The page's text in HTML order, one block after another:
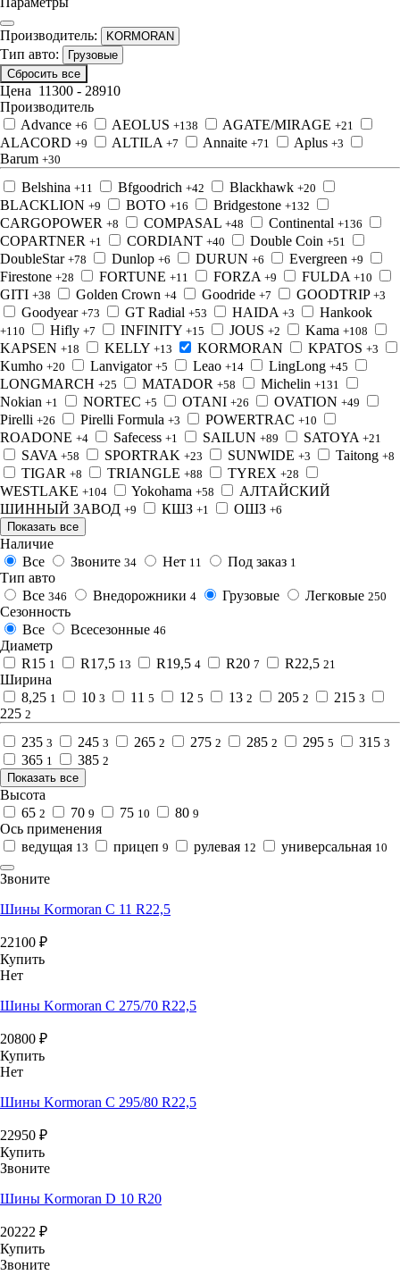
Производитель: KORMORAN
Тип авто:
Грузовые
Сбросить все
Цена 11300 - 28910
Производитель
Advance +6 AEOLUS +138 AGATE/MIRAGE +21
ALACORD +9 ALTILA +7 Annaite +71 Aplus +3
Barum +30
Belshina +11 Bfgoodrich +42 Blackhawk +20
BLACKLION +9 BOTO +16 Bridgestone +132
CARGOPOWER +8 COMPASAL +48 Continental +136
COPARTNER +1 CORDIANT +40 Double Coin +51
DoubleStar +78 Dunlop +6 DURUN +6 Evergreen +9
Firestone +28 FORTUNE +11 FORZA +9 FULDA +10
GITI +38 Golden Crown +4 Goodride +7 GOODTRIP +3
Goodyear +73 GT Radial +53 HAIDA +3 Hankook
+110 Hifly +7 INFINITY +15 JOUS +2 Kama +108
KAPSEN +18 KELLY +13 KORMORAN KPATOS +3
Kumho +20 Lanvigator +5 Leao +14 LingLong +45
LONGMARCH +25 MATADOR +58 Michelin +131
Nokian +1 NORTEC +5 OTANI +26 OVATION +49
Pirelli +26 Pirelli Formula +3 POWERTRAC +10
ROADONE +4 Safecess +1 SAILUN +89 SATOYA +21
SAVA +58 SPORTRAK +23 SUNWIDE +3 Taitong +8
TIGAR +8 TRIANGLE +88 TYREX +28
WESTLAKE +104 Yokohama +58
АЛТАЙСКИЙ
ШИННЫЙ ЗАВОД +9 КШЗ +1 ОШЗ +6
Показать все
Наличие
Все
Звоните 34 Нет 11 Под заказ 1
Тип авто
Все 346 Внедорожники 4 Грузовые Легковые 250
Сезонность
Все
Всесезонные 46
Диаметр
R15 1 R17,5 13 R19,5 4 R20 7 R22,5 21
Ширина
8,25 1 10 3 11 5 12 5 13 2 205 2 215 3
225 2
235 3 245 3 265 2 275 2 285 2 295 5 315 3
365 1 385 2
Показать все
Высота
65 2 70 9 75 10 80 9
Ось применения
ведущая 13 прицеп 9 рулевая 12 универсальная 10
Звоните
Шины Kormoran C 11 R22,5
22100 ₽
Купить
Нет
Шины Kormoran C 275/70 R22,5
20800 ₽
Купить
Нет
Шины Kormoran C 295/80 R22,5
22950 ₽
Купить
Звоните
Шины Kormoran D 10 R20
20222 ₽
Купить
Звоните